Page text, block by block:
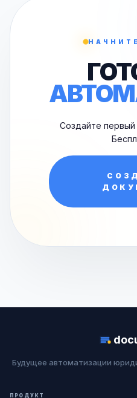
Создайте
Будущее автоматизации
ПРОДУКТ